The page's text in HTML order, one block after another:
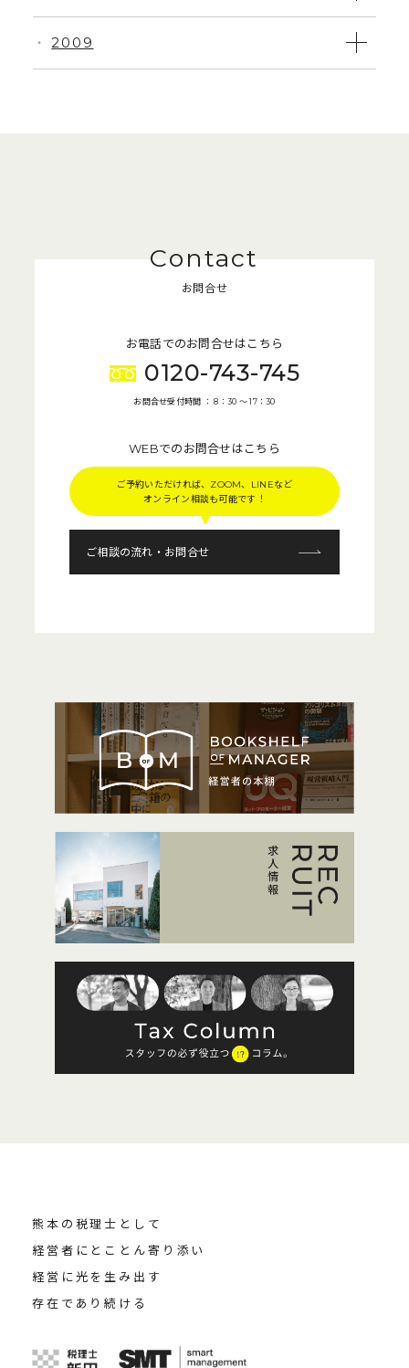
・ 2009
お問合せ
お電話でのお問合せはこちら
0120-743-745
お問合せ受付時間 ： 8：30 〜 17：30
WEBでのお問合せはこちら
ご予約いただければ、ZOOM、LINEなど
オンライン相談も可能です！
ご相談の流れ・お問合せ
熊本の税理士として
経営者にとことん寄り添い
経営に光を生み出す
存在であり続ける